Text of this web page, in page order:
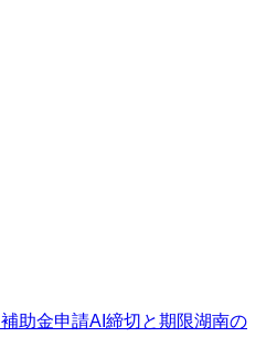
補助金申請AI 締切と期限湖南の